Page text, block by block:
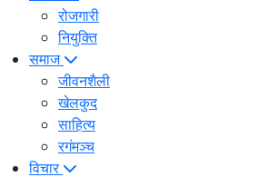
रोजगारी
नियुक्ति
समाज
जीवनशैली
खेलकुद
साहित्य
रगंमञ्च
विचार